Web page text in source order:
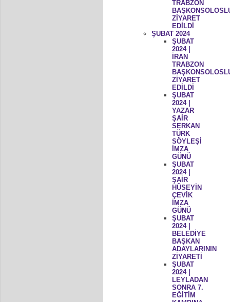
TRABZON
ZİYARET
EDİLDİ
ŞUBAT 2024
ŞUBAT
2024 |
İRAN
TRABZON
ZİYARET
EDİLDİ
ŞUBAT
2024 |
YAZAR
ŞAİR
SERKAN
TÜRK
SÖYLEŞİ
İMZA
GÜNÜ
ŞUBAT
2024 |
ŞAİR
HÜSEYİN
ÇEVİK
İMZA
GÜNÜ
ŞUBAT
2024 |
BELEDİYE
BAŞKAN
ADAYLARININ
ZİYARETİ
ŞUBAT
2024 |
LEYLADAN
SONRA 7.
EĞİTİM